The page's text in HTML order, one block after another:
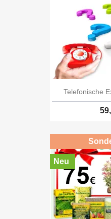
Telefonische
Neu